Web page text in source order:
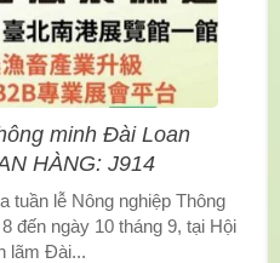
minh Đài Loan
HÀNG: J914
tuần lễ Nông nghiệp Thông
đến ngày 10 tháng 9, tại Hội
lãm Đài...